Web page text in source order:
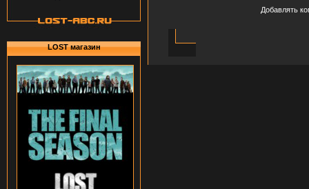
LOST магазин
Добавлять